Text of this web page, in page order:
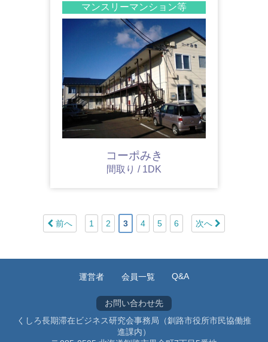
マンスリーマンション等
コーポみき
間取り / 1DK
前へ 1 2 3 4 5 6 次へ
運営者 会員一覧 Q&A
お問い合わせ先
くしろ長期滞在ビジネス研究会事務局（釧路市役所市民協働推
進課内）